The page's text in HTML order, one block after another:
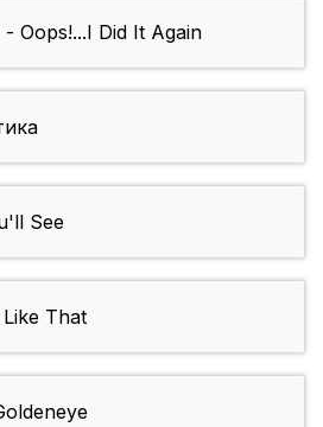
Oops!...I Did It Again
See
That